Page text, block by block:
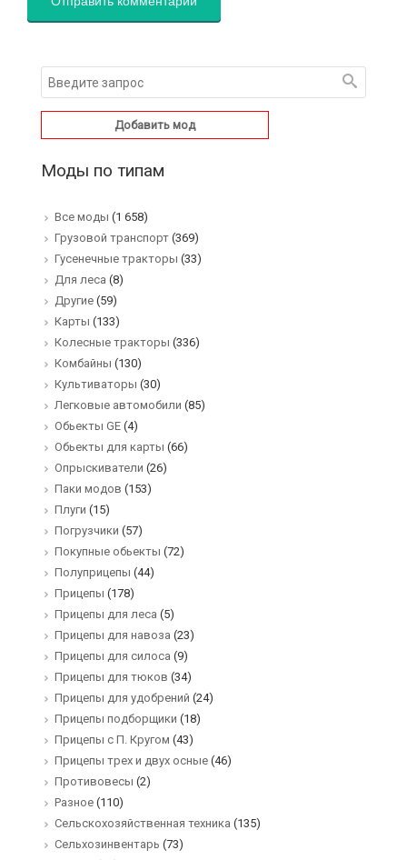
Добавить мод
Моды по типам
Все моды (1 658)
Грузовой транспорт (369)
Гусенечные тракторы (33)
Для леса (8)
Другие (59)
Карты (133)
Колесные тракторы (336)
Комбайны (130)
Культиваторы (30)
Легковые автомобили (85)
Обьекты GE (4)
Обьекты для карты (66)
Опрыскиватели (26)
Паки модов (153)
Плуги (15)
Погрузчики (57)
Покупные обьекты (72)
Полуприцепы (44)
Прицепы (178)
Прицепы для леса (5)
Прицепы для навоза (23)
Прицепы для силоса (9)
Прицепы для тюков (34)
Прицепы для удобрений (24)
Прицепы подборщики (18)
Прицепы с П. Кругом (43)
Прицепы трех и двух осные (46)
Противовесы (2)
Разное (110)
Сельскохозяйственная техника (135)
Сельхозинвентарь (73)